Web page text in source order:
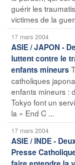
guérir les
victimes de la
17 mars 2004
ASIE / JAPON -
luttent contre le
enfants mineurs
catholiques
enfants mineurs :
Tokyo font un
la « End C ...
17 mars 2004
ASIE / INDE -
Presse